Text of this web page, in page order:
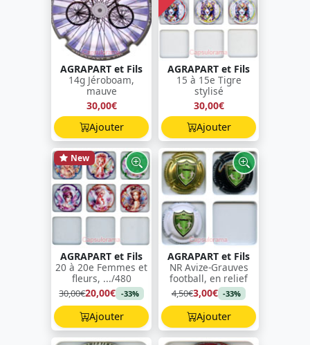
AGRAPART et Fils
14g Jéroboam,
mauve
30,00€
Ajouter
AGRAPART et Fils
15 à 15e Tigre
stylisé
30,00€
Ajouter
New
AGRAPART et Fils
20 à 20e Femmes et
fleurs, .../480
30,00€20,00€ -33%
Ajouter
AGRAPART et Fils
NR Avize-Grauves
football, en relief
4,50€3,00€ -33%
Ajouter